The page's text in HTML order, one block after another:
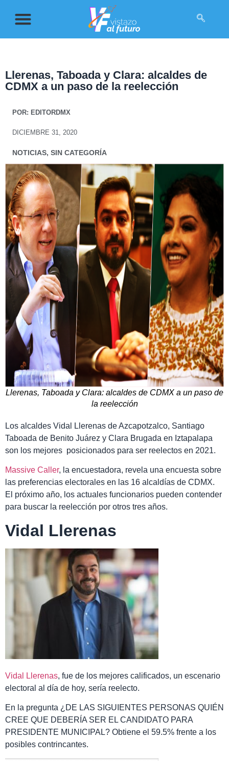
Llerenas, Taboada y Clara: alcaldes de
CDMX a un paso de la reelección
POR: EDITORDMX
DICIEMBRE 31, 2020
NOTICIAS, SIN CATEGORÍA
Llerenas, Taboada y Clara: alcaldes de CDMX a un paso de
la reelección
Los alcaldes Vidal Llerenas de Azcapotzalco, Santiago
Taboada de Benito Juárez y Clara Brugada en Iztapalapa
son los mejores posicionados para ser reelectos en 2021.
Massive Caller, la encuestadora, revela una encuesta sobre
las preferencias electorales en las 16 alcaldías de CDMX.
El próximo año, los actuales funcionarios pueden contender
para buscar la reelección por otros tres años.
Vidal Llerenas
Vidal Llerenas, fue de los mejores calificados, un escenario
electoral al día de hoy, sería reelecto.
En la pregunta ¿DE LAS SIGUIENTES PERSONAS QUIÉN
CREE QUE DEBERÍA SER EL CANDIDATO PARA
PRESIDENTE MUNICIPAL? Obtiene el 59.5% frente a los
posibles contrincantes.